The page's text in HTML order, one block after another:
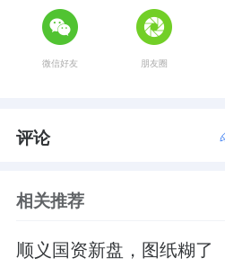
微信好友 朋友圈
评论
相关推荐
顺义国资新盘，图纸糊了